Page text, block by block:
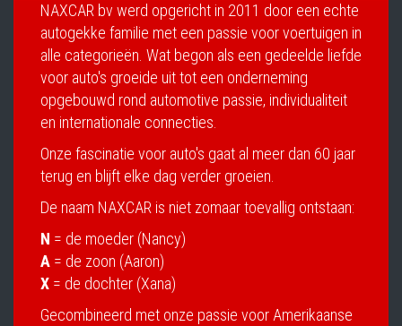
NAXCAR bv werd opgericht in 2011 door een echte
autogekke familie met een passie voor voertuigen in
alle categorieën. Wat begon als een gedeelde liefde
voor auto's groeide uit tot een onderneming
opgebouwd rond automotive passie, individualiteit
en internationale connecties.
Onze fascinatie voor auto's gaat al meer dan 60 jaar
terug en blijft elke dag verder groeien.
De naam NAXCAR is niet zomaar toevallig ontstaan:
N = de moeder (Nancy)
A = de zoon (Aaron)
X = de dochter (Xana)
Gecombineerd met onze passie voor Amerikaanse